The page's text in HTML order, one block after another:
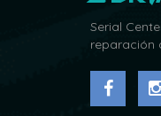
Serial
reparación